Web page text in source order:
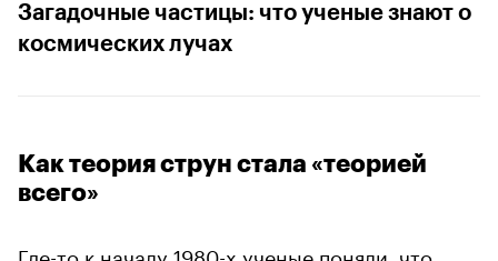
Загадочные частицы: что ученые знают о
космических лучах
Как теория струн стала «теорией
всего»
Где-то к началу 1980-х ученые поняли, что